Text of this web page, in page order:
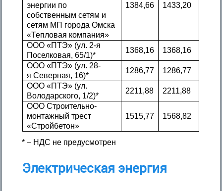
энергии по
собственным сетям и
сетям МП города Омска
«Тепловая компания»
1384,66 1433,20
ООО «ПТЭ» (ул. 2-я
Поселковая, 65/1)*
1368,16
1368,16
ООО «ПТЭ» (ул. 28-
я Северная, 16)*
1286,77
1286,77
ООО «ПТЭ» (ул.
Володарского, 1/2)*
2211,88
2211,88
ООО Строительно-
монтажный трест
«Стройбетон»
1515,77 1568,82
* – НДС не предусмотрен
Электрическая энергия